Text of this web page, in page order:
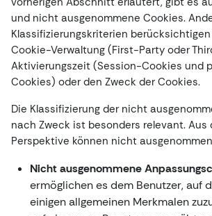
und nicht ausgenommene Cookies.
Klassifizierungskriterien
Cookie-Verwaltung (First-Party oder
Aktivierungszeit (Session-Cookies und
Cookies) oder den Zweck der Cookies.
Die Klassifizierung der nicht
nach Zweck ist besonders relevant. Aus
Perspektive können nicht
Nicht ausgenommene
ermöglichen es dem Benutzer, auf
einigen allgemeinen Merkmalen